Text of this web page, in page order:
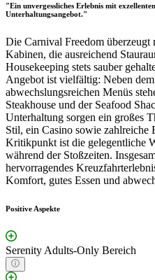
"Ein unvergessliches Erlebnis mit
Unterhaltungsangebot."
Die Carnival Freedom
Kabinen, die ausreichend
Housekeeping stets sauber
Angebot ist vielfältig: Neben
abwechslungsreichen Menüs
Steakhouse und der Seafood
Unterhaltung sorgen ein großes
Stil, ein Casino sowie zahlreiche
Kritikpunkt ist die gelegentliche
während der Stoßzeiten.
hervorragendes
Komfort, gutes Essen und
Positive Aspekte
Serenity Adults-Only Bereich